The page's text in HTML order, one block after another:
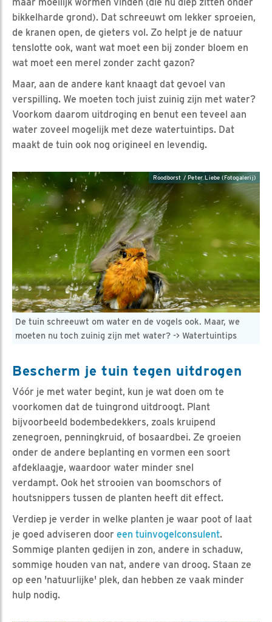
bikkelharde grond). Dat schreeuwt om lekker sproeien,
de kranen open, de gieters vol. Zo helpt je de natuur
tenslotte ook, want wat moet een bij zonder bloem en
wat moet een merel zonder zacht gazon?
Maar, aan de andere kant knaagt dat gevoel van
verspilling. We moeten toch juist zuinig zijn met water?
Voorkom daarom uitdroging en benut een teveel aan
water zoveel mogelijk met deze watertuintips. Dat
maakt de tuin ook nog origineel en levendig.
De tuin schreeuwt om water en de vogels ook. Maar, we
moeten nu toch zuinig zijn met water? -> Watertuintips
Roodborst / Peter Liebe (Fotogalerij)
Bescherm je tuin tegen uitdrogen
Vóór je met water begint, kun je wat doen om te
voorkomen dat de tuingrond uitdroogt. Plant
bijvoorbeeld bodembedekkers, zoals kruipend
zenegroen, penningkruid, of bosaardbei. Ze groeien
onder de andere beplanting en vormen een soort
afdeklaagje, waardoor water minder snel
verdampt. Ook het strooien van boomschors of
houtsnippers tussen de planten heeft dit effect.
Verdiep je verder in welke planten je waar poot of laat
je goed adviseren door een tuinvogelconsulent.
Sommige planten gedijen in zon, andere in schaduw,
sommige houden van nat, andere van droog. Staan ze
op een 'natuurlijke' plek, dan hebben ze vaak minder
hulp nodig.